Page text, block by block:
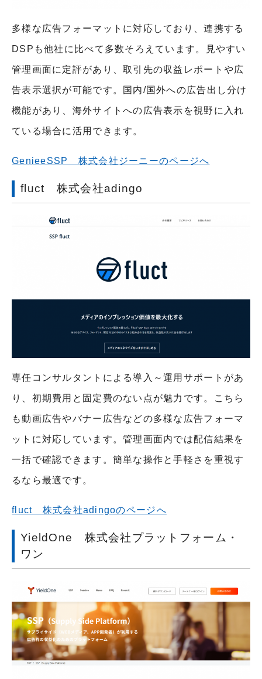
多様な広告フォーマットに対応しており、連携する
DSPも他社に比べて多数そろえています。見やすい
管理画面に定評があり、取引先の収益レポートや広
告表示選択が可能です。国内/国外への広告出し分け
機能があり、海外サイトへの広告表示を視野に入れ
ている場合に活用できます。
GenieeSSP 株式会社ジーニーのページへ
fluct 株式会社adingo
専任コンサルタントによる導入～運用サポートがあ
り、初期費用と固定費のない点が魅力です。こちら
も動画広告やバナー広告などの多様な広告フォーマ
ットに対応しています。管理画面内では配信結果を
一括で確認できます。簡単な操作と手軽さを重視す
るなら最適です。
fluct 株式会社adingoのページへ
YieldOne 株式会社プラットフォーム・
ワン